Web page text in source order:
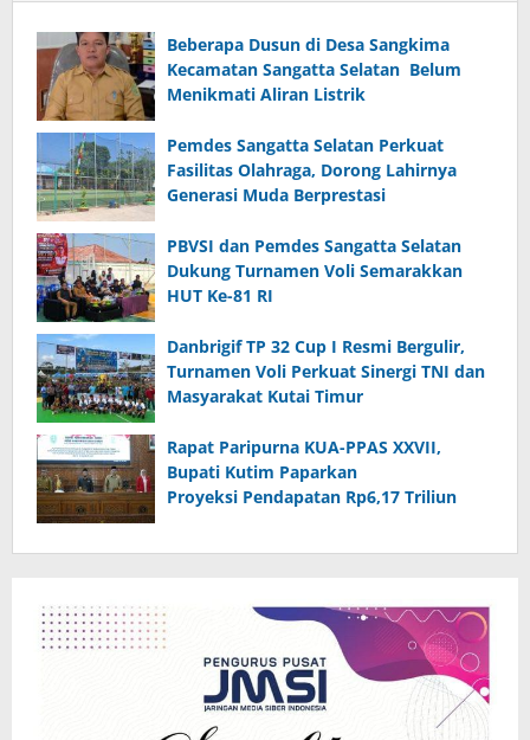
Beberapa Dusun di Desa Sangkima
Kecamatan Sangatta Selatan Belum
Menikmati Aliran Listrik
Pemdes Sangatta Selatan Perkuat
Fasilitas Olahraga, Dorong Lahirnya
Generasi Muda Berprestasi
PBVSI dan Pemdes Sangatta Selatan
Dukung Turnamen Voli Semarakkan
HUT Ke-81 RI
Danbrigif TP 32 Cup I Resmi Bergulir,
Turnamen Voli Perkuat Sinergi TNI dan
Masyarakat Kutai Timur
Rapat Paripurna KUA-PPAS XXVII,
Bupati Kutim Paparkan
Proyeksi Pendapatan Rp6,17 Triliun